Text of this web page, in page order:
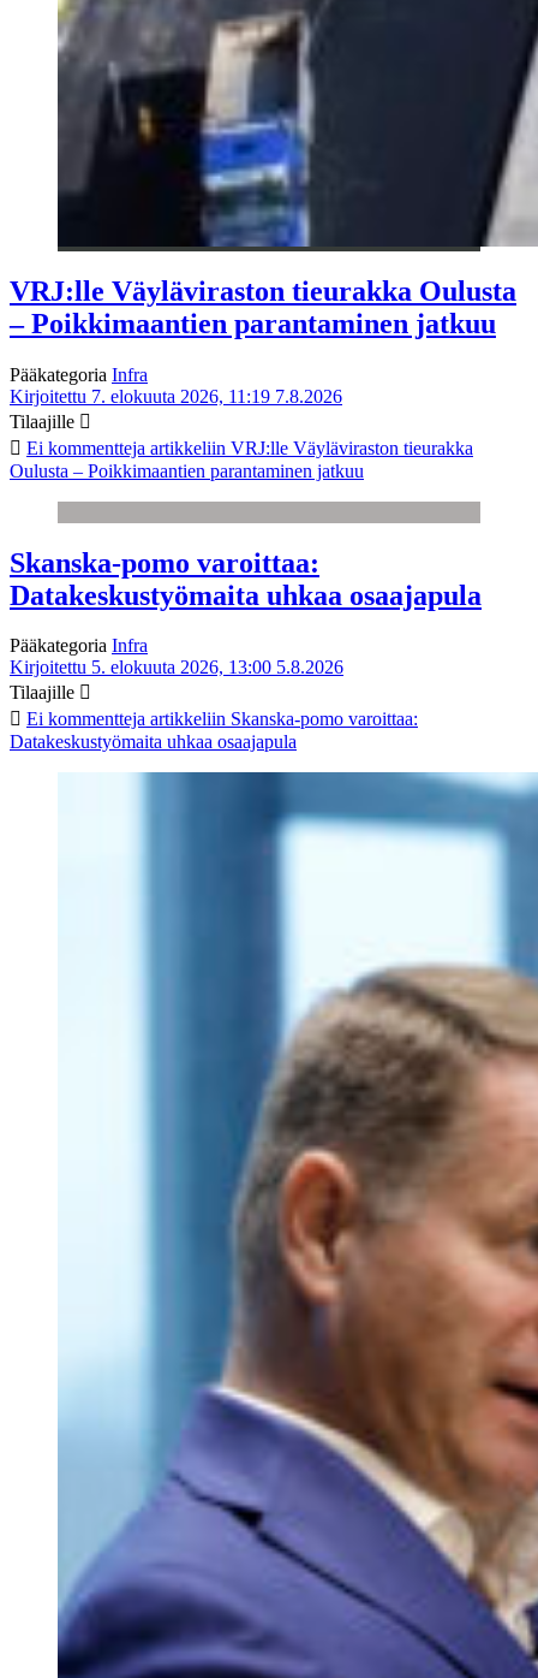
VRJ:lle Väyläviraston tieurakka Oulusta
– Poikkimaantien parantaminen jatkuu
Pääkategoria Infra
Kirjoitettu 7. elokuuta 2026, 11:19 7.8.2026
Tilaajille
Ei kommentteja artikkeliin VRJ:lle Väyläviraston tieurakka
Oulusta – Poikkimaantien parantaminen jatkuu
Skanska-pomo varoittaa:
Datakeskustyömaita uhkaa osaajapula
Pääkategoria Infra
Kirjoitettu 5. elokuuta 2026, 13:00 5.8.2026
Tilaajille
Ei kommentteja artikkeliin Skanska-pomo varoittaa:
Datakeskustyömaita uhkaa osaajapula